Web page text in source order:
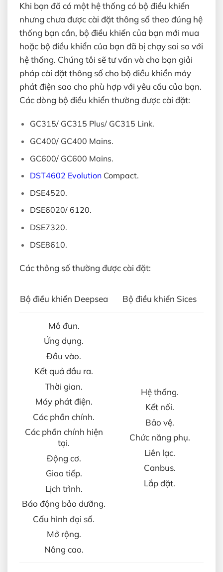
Khi bạn đã có một hệ thống có bộ điều khiển
nhưng chưa được cài đặt thông số theo đúng hệ
thống bạn cần, bộ điều khiển của bạn mới mua
hoặc bộ điều khiển của bạn đã bị chạy sai so với
hệ thống. Chúng tôi sẽ tư vấn và cho bạn giải
pháp cài đặt thông số cho bộ điều khiển máy
phát điện sao cho phù hợp với yêu cầu của bạn.
Các dòng bộ điều khiển thường được cài đặt:
GC315/ GC315 Plus/ GC315 Link.
GC400/ GC400 Mains.
GC600/ GC600 Mains.
DST4602 EvolutionCompact.
DSE4520.
DSE6020/ 6120.
DSE7320.
DSE8610.
Các thông số thường được cài đặt:
Bộ điều khiển Deepsea Bộ điều khiển Sices
Mô đun.
Ứng dụng.
Đầu vào.
Kết quả đầu ra.
Thời gian.
Máy phát điện.
Các phần chính.
Các phần chính hiện
tại.
Động cơ.
Giao tiếp.
Lịch trình.
Báo động bảo dưỡng.
Cấu hình đại số.
Mở rộng.
Nâng cao.
Hệ thống.
Kết nối.
Bảo vệ.
Chức năng phụ.
Liên lạc.
Canbus.
Lắp đặt.